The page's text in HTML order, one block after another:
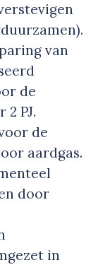
van
de
2 PJ.
de
aardgas.
door
in